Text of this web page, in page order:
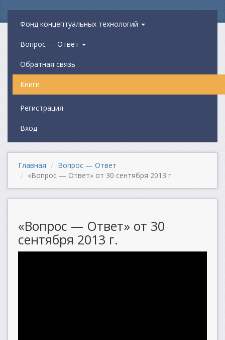
Фонд концептуальных технологий
Вопрос — Ответ
Обратная связь
Книги
Регистрация
Вход
Главная
Вопрос — Ответ
«Вопрос — Ответ» от 30 сентября 2013 г.
«Вопрос — Ответ» от 30
сентября 2013 г.